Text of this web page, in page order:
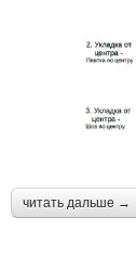
читать дальше →